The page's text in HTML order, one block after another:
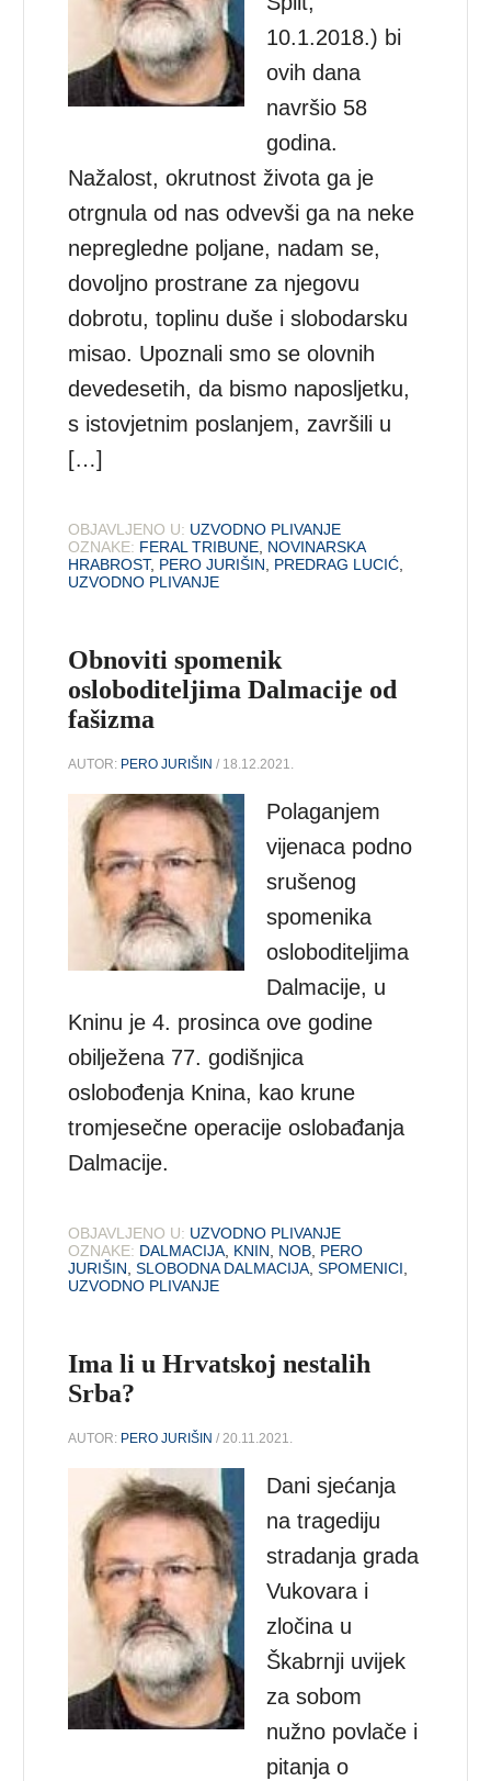
10.1.2018.) bi
ovih dana
navršio 58
godina.
Nažalost, okrutnost života ga je
otrgnula od nas odvevši ga na neke
nepregledne poljane, nadam se,
dovoljno prostrane za njegovu
dobrotu, toplinu duše i slobodarsku
misao. Upoznali smo se olovnih
devedesetih, da bismo naposljetku,
s istovjetnim poslanjem, završili u
[…]
OBJAVLJENO U: UZVODNO PLIVANJE
OZNAKE: FERAL TRIBUNE NOVINARSKA
HRABROST, PERO JURIŠIN PREDRAG LUCIĆ
UZVODNO PLIVANJE
Obnoviti spomenik
osloboditeljima Dalmacije od
fašizma
AUTOR: PERO JURIŠIN / 18.12.2021.
Polaganjem
vijenaca podno
srušenog
spomenika
osloboditeljima
Dalmacije, u
Kninu je 4. prosinca ove godine
obilježena 77. godišnjica
oslobođenja Knina, kao krune
tromjesečne operacije oslobađanja
Dalmacije.
OBJAVLJENO U: UZVODNO PLIVANJE
OZNAKE: DALMACIJA KNIN NOB PERO
JURIŠIN ,SLOBODNA DALMACIJA ,SPOMENICI
UZVODNO PLIVANJE
Ima li u Hrvatskoj nestalih
Srba?
AUTOR: PERO JURIŠIN / 20.11.2021.
Dani sjećanja
na tragediju
stradanja grada
Vukovara i
zločina u
Škabrnji uvijek
za sobom
nužno povlače i
pitanja o